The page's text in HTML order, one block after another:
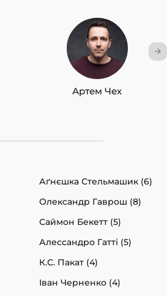
Артем Чех
Аґнєшка Стельмашик (6)
Олександр Гаврош (8)
Саймон Бекетт (5)
Алессандро Гатті (5)
К.С. Пакат (4)
Іван Черненко (4)